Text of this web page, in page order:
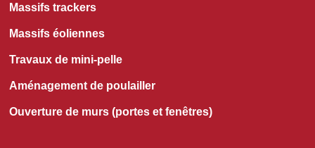
Massifs trackers
Massifs éoliennes
Travaux de mini-pelle
Aménagement de poulailler
Ouverture de murs (portes et fenêtres)